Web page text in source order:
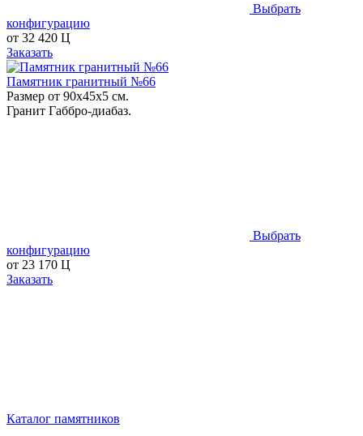
Выбрать
конфигурацию
от 32 420 Ц
Заказать
Памятник гранитный №66
Размер от 90х45х5 см.
Гранит Габбро-диабаз.
Выбрать
конфигурацию
от 23 170 Ц
Заказать
Каталог памятников